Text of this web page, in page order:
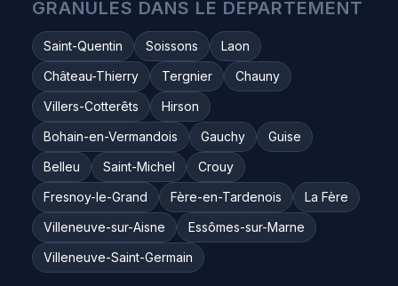
GRANULÉS DANS LE DÉPARTEMENT
Saint-Quentin Soissons
Laon
Château-Thierry
Tergnier
Chauny
Villers-Cotterêts
Hirson
Bohain-en-Vermandois
Gauchy
Guise
Belleu
Saint-Michel
Crouy
Fresnoy-le-Grand
Fère-en-Tardenois
La Fère
Villeneuve-sur-Aisne
Essômes-sur-Marne
Villeneuve-Saint-Germain